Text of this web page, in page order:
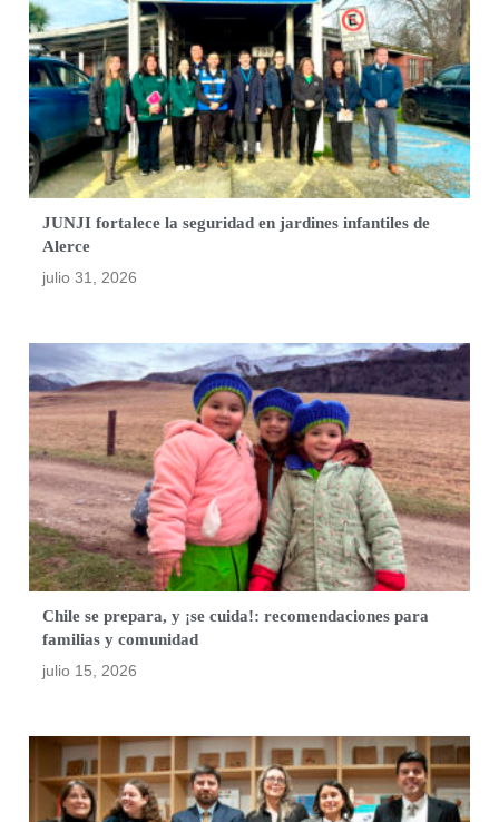
JUNJI fortalece la seguridad en jardines infantiles de
Alerce
julio 31, 2026
Chile se prepara, y ¡se cuida!: recomendaciones para
familias y comunidad
julio 15, 2026